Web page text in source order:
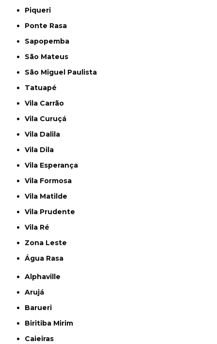
Piqueri
Ponte Rasa
Sapopemba
São Mateus
São Miguel Paulista
Tatuapé
Vila Carrão
Vila Curuçá
Vila Dalila
Vila Dila
Vila Esperança
Vila Formosa
Vila Matilde
Vila Prudente
Vila Ré
Zona Leste
Água Rasa
Alphaville
Arujá
Barueri
Biritiba Mirim
Caieiras